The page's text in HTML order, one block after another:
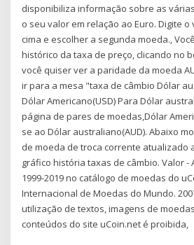
disponibiliza informação sobre as
o seu valor em relação ao Euro. Digite
cima e escolher a segunda moeda.,
histórico da taxa de preço, clicando no
você quiser ver a paridade da moeda
ir para a mesa "taxa de câmbio Dólar
Dólar Americano(USD) Para Dólar
página de pares de moedas,Dólar
se ao Dólar australiano(AUD). Abaixo
de moeda de troca corrente atualizado
gráfico história taxas de câmbio. Valor -
1999-2019 no catálogo de moedas do
Internacional de Moedas do Mundo.
utilização de textos, imagens de
conteúdos do site uCoin.net é proibida,